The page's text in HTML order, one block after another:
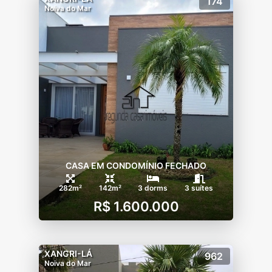
Noiva do Mar
CASA EM CONDOMÍNIO FECHADO
282m² 142m² 3 dorms 3 suítes
R$ 1.600.000
XANGRI-LÁ
Noiva do Mar
962